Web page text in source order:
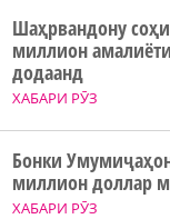
ХАБАРИ РӮЗ
Шаҳрвандону
миллион
додаанд
ХАБАРИ РӮЗ
Бонки
миллион доллар